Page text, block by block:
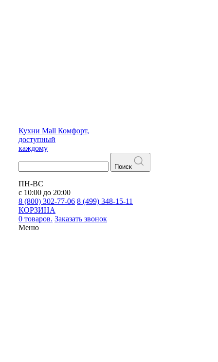
Кухни Mall Комфорт,
доступный
каждому
Поиск
ПН-ВС
с 10:00 до 20:00
8 (800) 302-77-06 8 (499) 348-15-11
КОРЗИНА
0 товаров. Заказать звонок
Меню